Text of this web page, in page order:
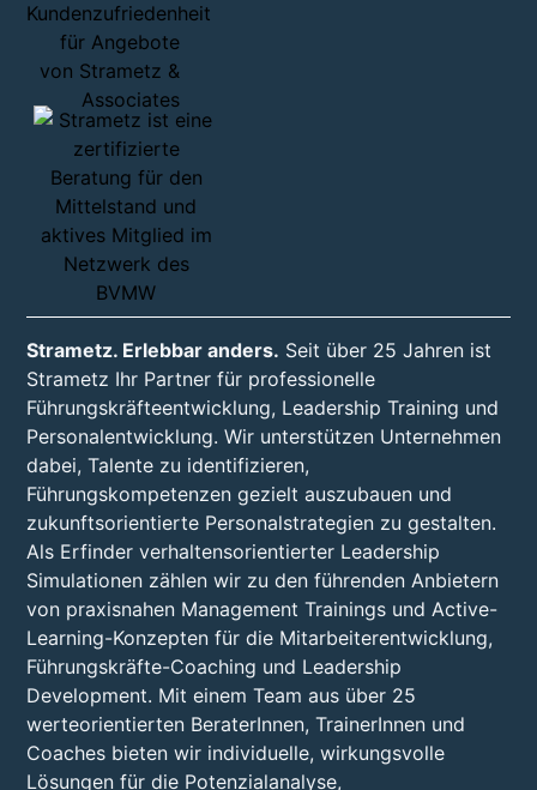
Strametz. Erlebbar anders. Seit über 25 Jahren ist
Strametz Ihr Partner für professionelle
Führungskräfteentwicklung, Leadership Training und
Personalentwicklung. Wir unterstützen Unternehmen
dabei, Talente zu identifizieren,
Führungskompetenzen gezielt auszubauen und
zukunftsorientierte Personalstrategien zu gestalten.
Als Erfinder verhaltensorientierter Leadership
Simulationen zählen wir zu den führenden Anbietern
von praxisnahen Management Trainings und Active-
Learning-Konzepten für die Mitarbeiterentwicklung,
Führungskräfte-Coaching und Leadership
Development. Mit einem Team aus über 25
werteorientierten BeraterInnen, TrainerInnen und
Coaches bieten wir individuelle, wirkungsvolle
Lösungen für die Potenzialanalyse,